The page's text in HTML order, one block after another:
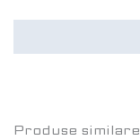
la clienți
Produse similare